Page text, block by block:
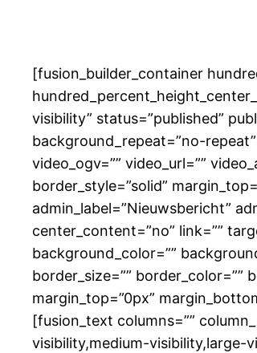
[fusion_builder_container
visibility” status=”published”
background_repeat=”no-repeat”
video_ogv=”” video_url=””
border_style=”solid”
admin_label=”Nieuwsbericht”
center_content=”no” link=””
background_color=””
border_size=”” border_color=””
margin_top=”0px”
[fusion_text columns=””
visibility,medium-visibility,large-